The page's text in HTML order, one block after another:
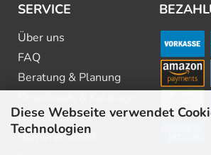
Diese Webseite verwendet
Technologien
SERVICE
Über uns
FAQ
Beratung & Planung
Newsletter
Barrierefreiheit